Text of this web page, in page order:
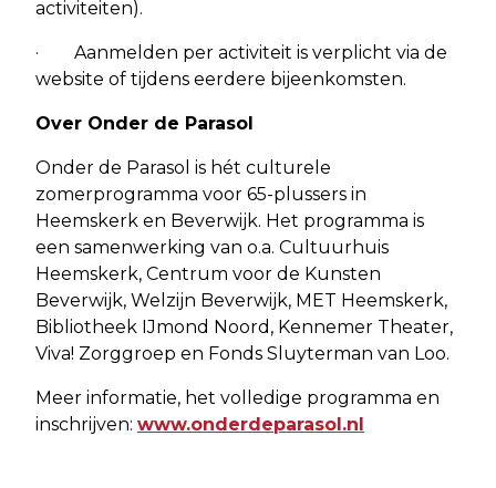
activiteiten).
· Aanmelden per activiteit is verplicht via de
website of tijdens eerdere bijeenkomsten.
Over Onder de Parasol
Onder de Parasol is hét culturele
zomerprogramma voor 65-plussers in
Heemskerk en Beverwijk. Het programma is
een samenwerking van o.a. Cultuurhuis
Heemskerk, Centrum voor de Kunsten
Beverwijk, Welzijn Beverwijk, MET Heemskerk,
Bibliotheek IJmond Noord, Kennemer Theater,
Viva! Zorggroep en Fonds Sluyterman van Loo.
Meer informatie, het volledige programma en
inschrijven: www.onderdeparasol.nl